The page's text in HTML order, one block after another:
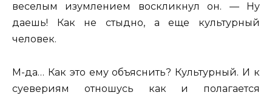
веселым изумлением воскликнул он. — Ну
даешь! Как не стыдно, а еще культурный
человек.
М-да… Как это ему объяснить? Культурный. И к
суевериям отношусь как и полагается